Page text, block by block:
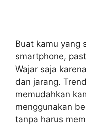
Buat kamu yang
smartphone,
Wajar saja
dan jarang.
memudahkan
menggunakan
tanpa harus